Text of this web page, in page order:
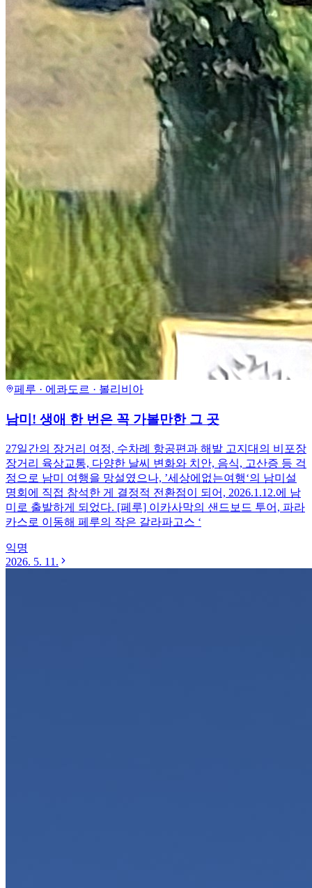
페루 · 에콰도르 · 볼리비아
남미! 생애 한 번은 꼭 가볼만한 그 곳
27일간의 장거리 여정, 수차례 항공편과 해발 고지대의 비포장
장거리 육상교통, 다양한 날씨 변화와 치안, 음식, 고산증 등 걱
정으로 남미 여행을 망설였으나, ’세상에없는여행‘의 남미설
명회에 직접 참석한 게 결정적 전환점이 되어, 2026.1.12.에 남
미로 출발하게 되었다. [페루] 이카사막의 샌드보드 투어, 파라
카스로 이동해 페루의 작은 갈라파고스 ‘
익명
2026. 5. 11.